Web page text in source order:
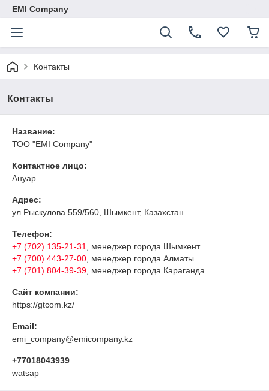
EMI Company
Контакты
Контакты
Название:
ТОО "EMI Company"
Контактное лицо:
Ануар
Адрес:
ул.Рыскулова 559/560, Шымкент, Казахстан
Телефон:
+7 (702) 135-21-31
, менеджер города Шымкент
+7 (700) 443-27-00 , менеджер города Алматы
+7 (701) 804-39-39 , менеджер города Караганда
Сайт компании:
https://gtcom.kz/
Email:
emi_company@emicompany.kz
+77018043939
watsap